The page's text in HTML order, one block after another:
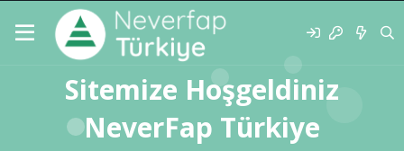
Sitemize Hoşgeldiniz
NeverFap Türkiye